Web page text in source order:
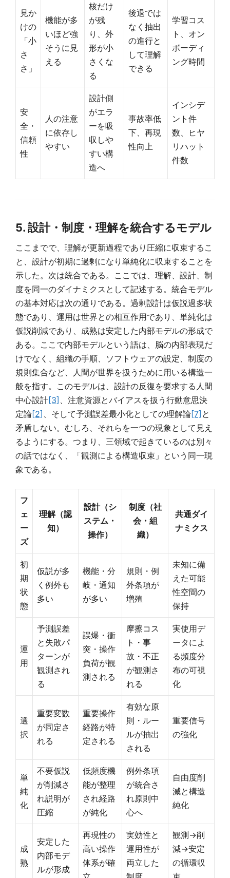
見か
けの
「小
さ
さ」
機能が多
いほど強
そうに見
える
核だけ
が残
り、外
形が小
さくな
る
後退では
なく抽出
の進行と
して理解
できる
学習コス
ト、オン
ボーディ
ング時間
安
全・
信頼
性
人の注意
に依存し
やすい
設計側
がエラ
ーを吸
収しや
すい構
造へ
事故率低
下、再現
性向上
インシデ
ント件
数、ヒヤ
リハット
件数
5. 設計・制度・理解を統合するモデル
ここまでで、理解が更新過程であり圧縮に収束するこ
と、設計が初期に過剰になり単純化に収束することを
示した。次は統合である。ここでは、理解、設計、制
度を同一のダイナミクスとして記述する。統合モデル
の基本対応は次の通りである。過剰設計は仮説過多状
態であり、運用は世界との相互作用であり、単純化は
仮説削減であり、成熟は安定した内部モデルの形成で
ある。ここで内部モデルという語は、脳の内部表現だ
けでなく、組織の手順、ソフトウェアの設定、制度の
規則集合など、人間が世界を扱うために用いる構造一
般を指す。このモデルは、設計の反復を要求する人間
中心設計[3] 、注意資源とバイアスを扱う行動意思決
定論[2] 、そして予測誤差最小化としての理解論[7] と
矛盾しない。むしろ、それらを一つの現象として見え
るようにする。つまり、三領域で起きているのは別々
の話ではなく、「観測による構造収束」という同一現
象である。
フ
ェ
ー
ズ
理解（認
知）
設計（シ
ステム・
操作）
制度（社
会・組
織）
共通ダイ
ナミクス
初
期
状
態
仮説が多
く例外も
多い
機能・分
岐・通知
が多い
規則・例
外条項が
増殖
未知に備
えた可能
性空間の
保持
運
用
予測誤差
と失敗パ
ターンが
観測され
る
誤爆・衝
突・操作
負荷が観
測される
摩擦コス
ト・事
故・不正
が観測さ
れる
実使用デ
ータによ
る頻度分
布の可視
化
選
択
重要変数
が同定さ
れる
重要操作
経路が特
定される
有効な原
則・ルー
ルが抽出
される
重要信号
の強化
単
純
化
不要仮説
が削減さ
れ説明が
圧縮
低頻度機
能が整理
され経路
が純化
例外条項
が統合さ
れ原則中
心へ
自由度削
減と構造
純化
成
熟
安定した
内部モデ
ルが形成
再現性の
高い操作
体系が確
実効性と
運用性が
両立した
観測→削
減→安定
の循環収